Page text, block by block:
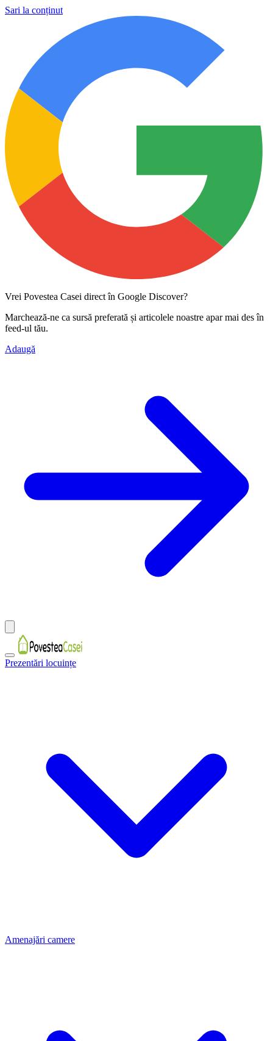
Sari la conținut
Vrei Povestea Casei direct în Google Discover?
Marchează-ne ca sursă preferată și articolele noastre apar mai des în
feed-ul tău.
Adaugă
Prezentări locuințe
Amenajări camere